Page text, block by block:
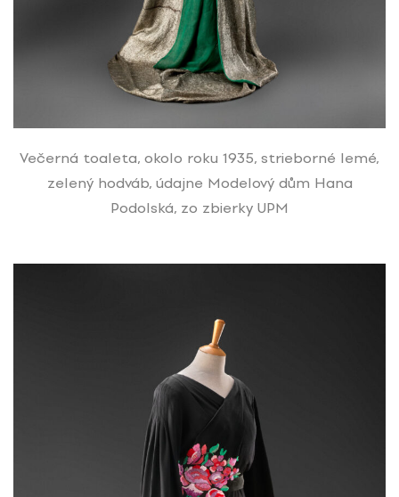
Večerná toaleta, okolo roku 1935, strieborné lemé,
zelený hodváb, údajne Modelový dům Hana
Podolská, zo zbierky UPM